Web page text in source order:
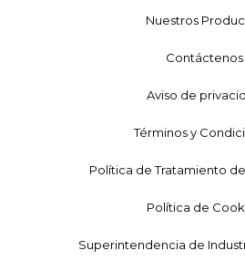
Nuestros
Contáctenos
Aviso de
Términos y
Política de Tratamiento
Política de
Superintendencia de